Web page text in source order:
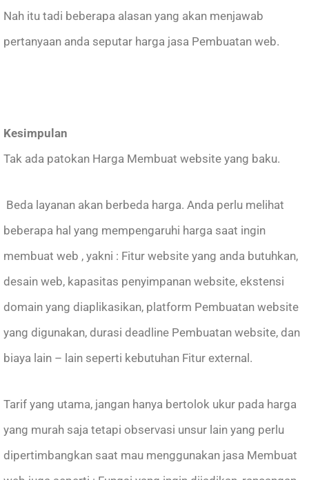
Nah itu tadi beberapa alasan yang akan menjawab
pertanyaan anda seputar harga jasa Pembuatan web.
Kesimpulan
Tak ada patokan Harga Membuat website yang baku.
Beda layanan akan berbeda harga. Anda perlu melihat
beberapa hal yang mempengaruhi harga saat ingin
membuat web , yakni : Fitur website yang anda butuhkan,
desain web, kapasitas penyimpanan website, ekstensi
domain yang diaplikasikan, platform Pembuatan website
yang digunakan, durasi deadline Pembuatan website, dan
biaya lain – lain seperti kebutuhan Fitur external.
Tarif yang utama, jangan hanya bertolok ukur pada harga
yang murah saja tetapi observasi unsur lain yang perlu
dipertimbangkan saat mau menggunakan jasa Membuat